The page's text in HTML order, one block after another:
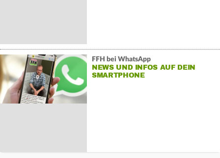
FFH bei WhatsApp
NEWS UND INFOS AUF DEIN
SMARTPHONE